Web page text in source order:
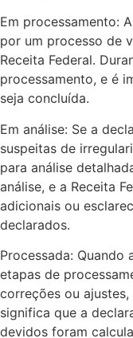
Em processamento:
por um processo de
Receita Federal.
processamento, e é
seja concluída.
Em análise: Se a
suspeitas de
para análise
análise, e a Receita
adicionais ou
declarados.
Processada: Quando
etapas de
correções ou
significa que a
devidos foram